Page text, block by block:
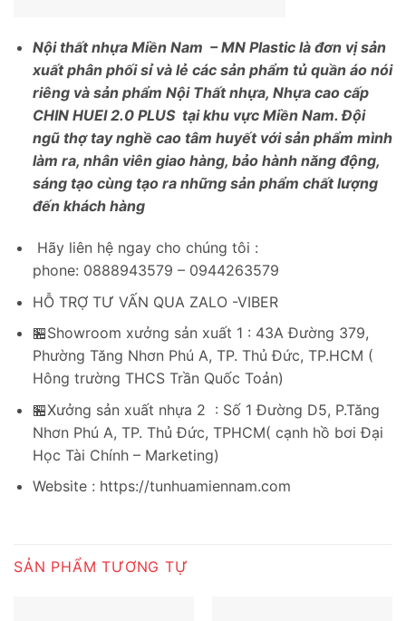
Nội thất nhựa Miền Nam – MN Plastic là đơn vị sản
xuất phân phối sỉ và lẻ các sản phẩm tủ quần áo nói
riêng và sản phẩm Nội Thất nhựa, Nhựa cao cấp
CHIN HUEI 2.0 PLUS tại khu vực Miền Nam. Đội
ngũ thợ tay nghề cao tâm huyết với sản phẩm mình
làm ra, nhân viên giao hàng, bảo hành năng động,
sáng tạo cùng tạo ra những sản phẩm chất lượng
đến khách hàng
Hãy liên hệ ngay cho chúng tôi :
phone: 0888943579 – 0944263579
HỖ TRỢ TƯ VẤN QUA ZALO -VIBER
🏪Showroom xưởng sản xuất 1 : 43A Đường 379,
Phường Tăng Nhơn Phú A, TP. Thủ Đức, TP.HCM (
Hông trường THCS Trần Quốc Toản)
🏪Xưởng sản xuất nhựa 2 : Số 1 Đường D5, P.Tăng
Nhơn Phú A, TP. Thủ Đức, TPHCM( cạnh hồ bơi Đại
Học Tài Chính – Marketing)
Website : https://tunhuamiennam.com
SẢN PHẨM TƯƠNG TỰ